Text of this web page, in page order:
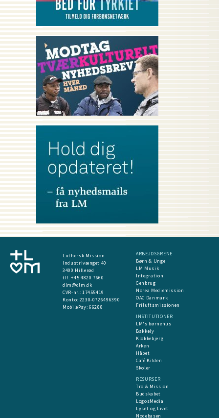
Luthersk Mission
Industrivænget 40
3400 Hillerød
tlf. +45 4820 7660
dlm@dlm.dk
CVR-nr.: 17455419
​Konto: 2230-0726496390
MobilePay:66288
ARBEJDSGRENE
Børn & Unge
LM Musik
Integration
Genbrug
Norea Mediemission
OAC Danmark
Friluftsmissionen
INSTITUTIONER
LM's børnehus
Bakkely
Klokkebjerg
Arken
Håbet
Café Kilden
Skoler
RESURSER
Tro & Mission
Budskabet
LogosMedia
Lyset og Livet
Nodebasen